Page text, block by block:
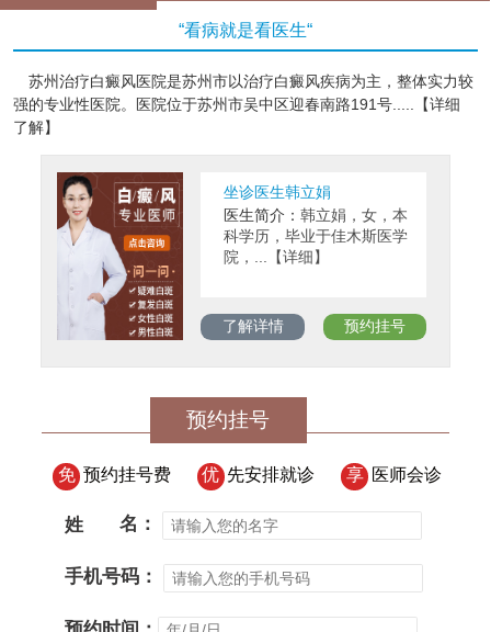
“看病就是看医生“
苏州治疗白癜风医院是苏州市以治疗白癜风疾病为主，整体实力较
强的专业性医院。医院位于苏州市吴中区迎春南路191号.....【详细
了解】
坐诊医生韩立娟
医生简介： 韩立娟，女，本
科学历，毕业于佳木斯医学
院，...【详细】
了解详情 预约挂号
预约挂号
免 预约挂号费 优 先安排就诊 享 医师会诊
姓 名：
手机号码：